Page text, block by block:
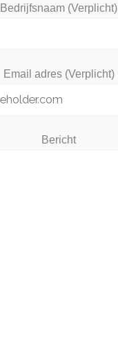
Bedrijfsnaam (Verplicht)
Email adres (Verplicht)
Bericht